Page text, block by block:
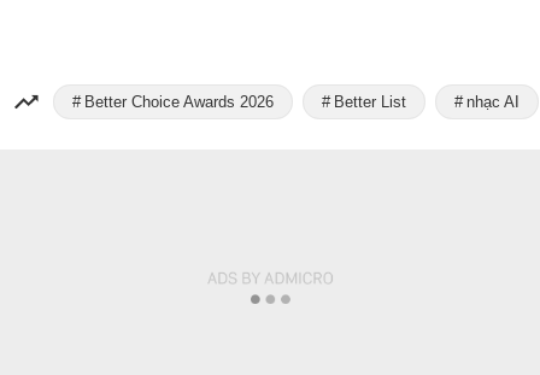
Better Choice Awards 2026 Better List nhạc AI